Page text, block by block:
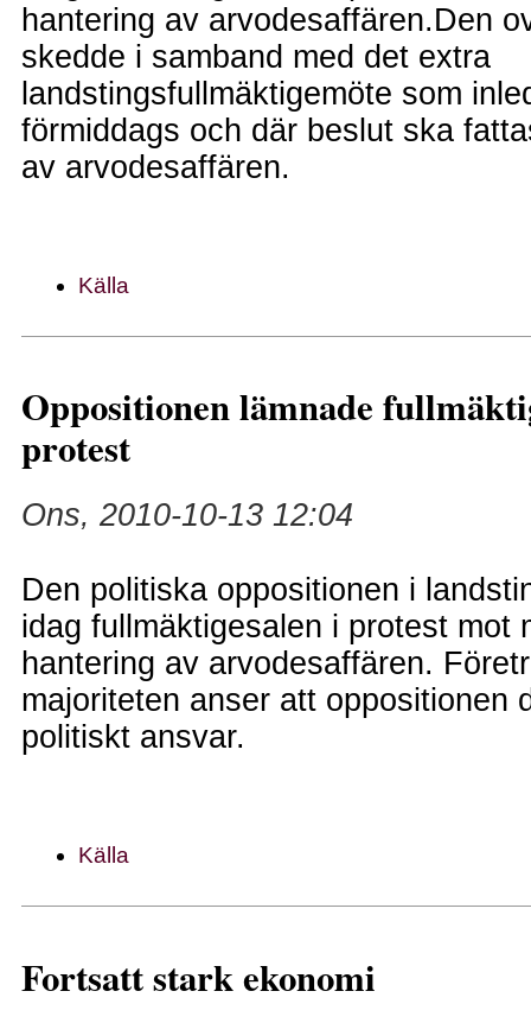
hantering av arvodesaffären.Den
skedde i samband med det extra
landstingsfullmäktigemöte som
förmiddags och där beslut ska
av arvodesaffären.
Källa
Oppositionen lämnade
protest
Ons, 2010-10-13 12:04
Den politiska oppositionen i
idag fullmäktigesalen i protest mot
hantering av arvodesaffären.
majoriteten anser att oppositionen
politiskt ansvar.
Källa
Fortsatt stark ekonomi